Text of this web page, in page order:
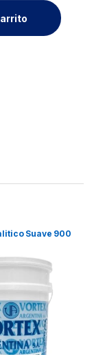
Suave 900